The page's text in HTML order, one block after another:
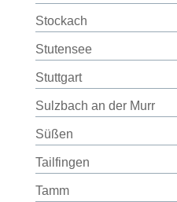
Stockach
Stutensee
Stuttgart
Sulzbach an der Murr
Süßen
Tailfingen
Tamm